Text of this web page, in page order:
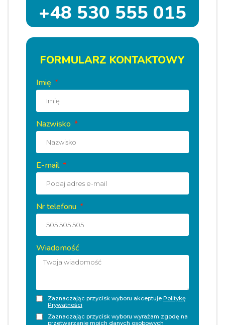
+48 530 555 015
FORMULARZ KONTAKTOWY
Imię
Nazwisko
E-mail
Nr telefonu
Wiadomość
Zaznaczając przycisk wyboru akceptuje Politykę
Prywatności
Zaznaczając przycisk wyboru wyrażam zgodę na
przetwarzanie moich danych osobowych